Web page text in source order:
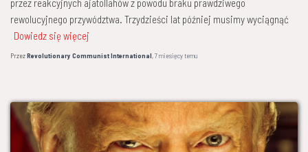
przez reakcyjnych ajatollahów z powodu braku prawdziwego
rewolucyjnego przywództwa. Trzydzieści lat później musimy wyciągnąć
Dowiedz się więcej
PrzezRevolutionary Communist International,7 miesięcytemu